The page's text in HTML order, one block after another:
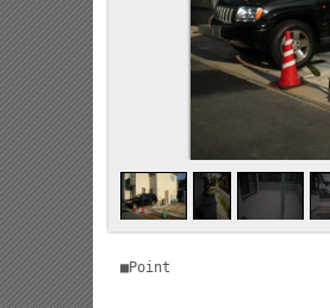
■Point